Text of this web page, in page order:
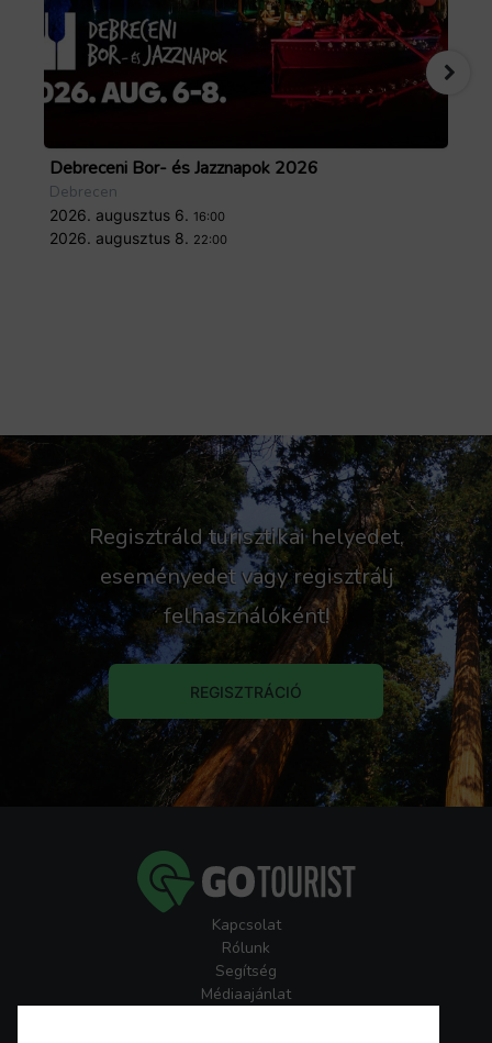
Debreceni Bor- és Jazznapok 2026
Debrecen
2026. augusztus 6. 16:00
2026. augusztus 8. 22:00
Regisztráld turisztikai helyedet,
eseményedet vagy regisztrálj
felhasználóként!
REGISZTRÁCIÓ
Kapcsolat
Rólunk
Segítség
Médiaajánlat